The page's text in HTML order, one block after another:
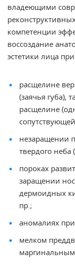
владеющими
компетенции
воссоздание
эстетики лица
расщелине
(заячья губа),
расщелине
незаращении
твердого неба
пороках
заращении
дермоидных
пр.;
аномалиях
мелком